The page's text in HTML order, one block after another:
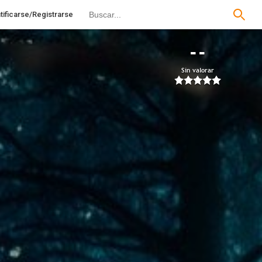
Registrarse
--
Sin valorar